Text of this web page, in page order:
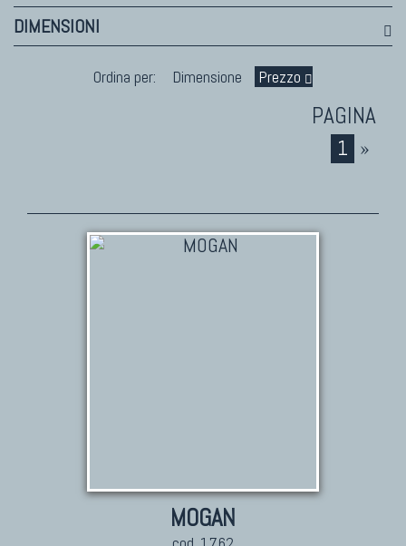
DIMENSIONI
Ordina per: Dimensione Prezzo
1 »
MOGAN